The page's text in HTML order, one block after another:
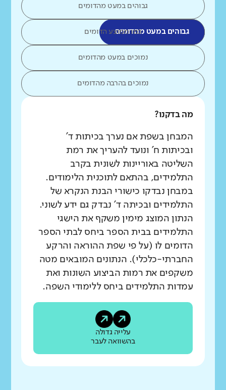
גבוהים במעט מהדומים
גבוהים במעט מהדומיםכמו ממוצע הדומים
נמוכים במעט מהדומים
נמוכים בהרבה מהדומים
מה בדקנו?
המבחן בשפת אם נערך בכיתות ד'
ובכיתות ח' ונועד להעריך את רמת
השליטה באוריינות לשונית בקרב
התלמידים, בהתאם לתוכנית הלימודים.
במבחן נבדקו כישורי הבנת הנקרא של
התלמידים ובכיתה ד' נבדק גם ידע לשוני.
הנתון המוצג מימין משקף את הישגי
התלמידים בבית הספר ביחס לבתי הספר
הדומים לו (על פי שפת ההוראה והרקע
החברתי-כלכלי). הנתונים המובאים מטה
משקפים את רמות הביצוע השונות ואת
עמדות התלמידים ביחס ללימודי השפה.
עלייה גדולה
בהשוואה לעבר